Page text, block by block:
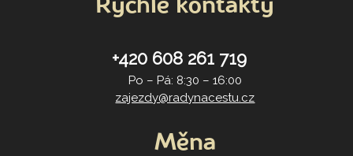
Rychlé kontakty
+420 608 261 719
Po – Pá: 8:30 – 16:00
zajezdy@radynacestu.cz
Měna